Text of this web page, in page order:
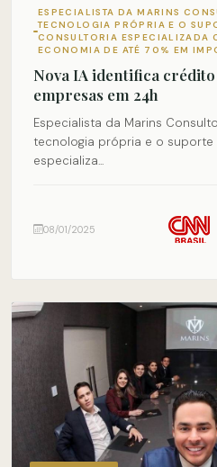
ESPECIALISTA DA MARINS
TECNOLOGIA PRÓPRIA E O
CONSULTORIA ESPECIALIZADA
ECONOMIA DE ATÉ 70% EM
Nova IA identifica
empresas em 24h
Especialista da Marins
tecnologia própria e o suporte
especializa...
08/01/2025